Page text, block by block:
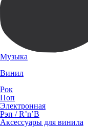
Музыка
Винил
Рок
Поп
Электронная
Рэп / R’n’B
Аксессуары для винила